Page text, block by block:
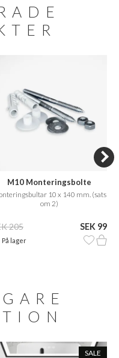
M10 Monteringsbolte
10 x 140 mm. (sats
om 2)
205 SEK 99
På lager
SALE